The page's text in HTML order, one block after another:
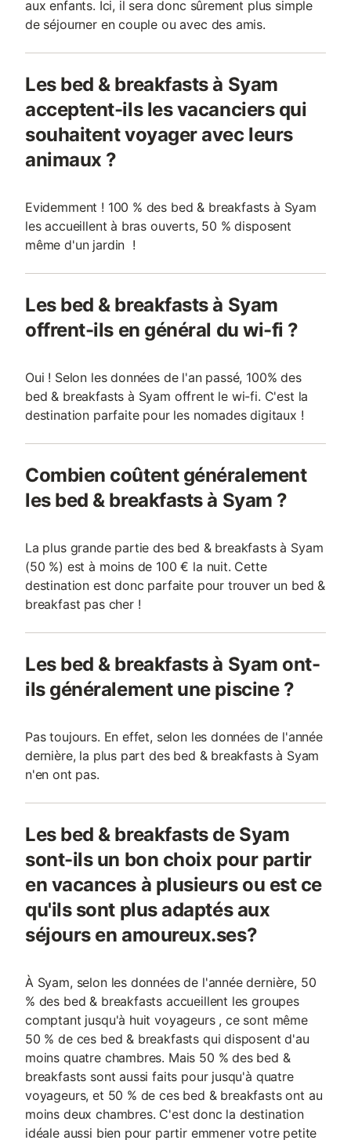
aux enfants. Ici, il sera donc sûrement plus simple
de séjourner en couple ou avec des amis.
Les bed & breakfasts à Syam
acceptent-ils les vacanciers qui
souhaitent voyager avec leurs
animaux ?
Evidemment ! 100 % des bed & breakfasts à Syam
les accueillent à bras ouverts, 50 % disposent
même d'un jardin !
Les bed & breakfasts à Syam
offrent-ils en général du wi-fi ?
Oui ! Selon les données de l'an passé, 100% des
bed & breakfasts à Syam offrent le wi-fi. C'est la
destination parfaite pour les nomades digitaux !
Combien coûtent généralement
les bed & breakfasts à Syam ?
La plus grande partie des bed & breakfasts à Syam
(50 %) est à moins de 100 € la nuit. Cette
destination est donc parfaite pour trouver un bed &
breakfast pas cher !
Les bed & breakfasts à Syam ont-
ils généralement une piscine ?
Pas toujours. En effet, selon les données de l'année
dernière, la plus part des bed & breakfasts à Syam
n'en ont pas.
Les bed & breakfasts de Syam
sont-ils un bon choix pour partir
en vacances à plusieurs ou est ce
qu'ils sont plus adaptés aux
séjours en amoureux.ses?
À Syam, selon les données de l'année dernière, 50
% des bed & breakfasts accueillent les groupes
comptant jusqu'à huit voyageurs , ce sont même
50 % de ces bed & breakfasts qui disposent d'au
moins quatre chambres. Mais 50 % des bed &
breakfasts sont aussi faits pour jusqu'à quatre
voyageurs, et 50 % de ces bed & breakfasts ont au
moins deux chambres. C'est donc la destination
idéale aussi bien pour partir emmener votre petite